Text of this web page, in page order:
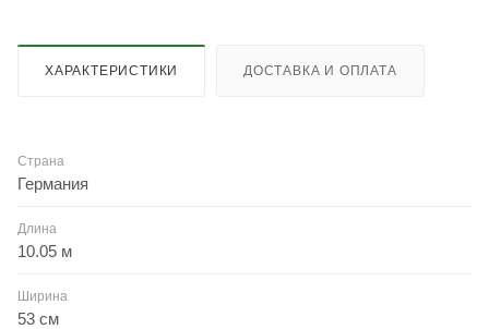
ХАРАКТЕРИСТИКИ ДОСТАВКА И ОПЛАТА
Страна
Германия
Длина
10.05 м
Ширина
53 см